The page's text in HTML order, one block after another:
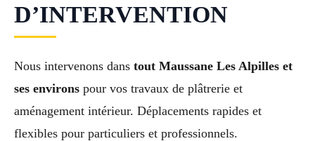
D’INTERVENTION
Nous intervenons dans tout Maussane Les Alpilles et
ses environs pour vos travaux de plâtrerie et
aménagement intérieur. Déplacements rapides et
flexibles pour particuliers et professionnels.